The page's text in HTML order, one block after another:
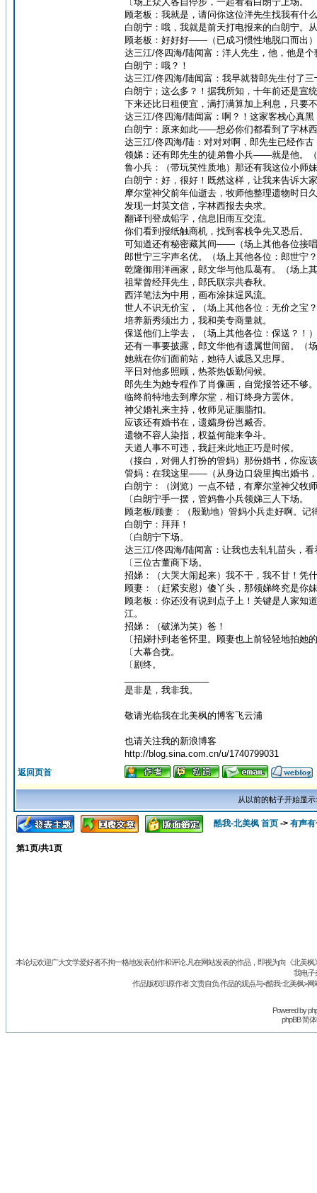
顾老板：我就是，请问你这位洋先生找我有什
白朗宁：哦，我就是前天打电报来的白朗宁。
顾老板：好好好——（已成习惯性地脱口而出
达三江/佟四海/陆闻富：洋人先生，他，他是
白朗宁：哦？！
达三江/佟四海/陆闻富：我早就替郎先生付了
白朗宁；这么多？！据我所知，十年前还是宣
下来还比日租便宜，满打满算加上利息，只要
达三江/佟四海/陆闻富：啊？！这家客栈心真
白朗宁：原来如此——想必你们都看到了字林
达三江/佟四海/陆：对对对啊，郎先生已经作
领娣：还有郎先生的徒弟鲁小兵——就是他。
鲁小兵：（带玩笑性质地）那还有我这位小师
白朗宁：好，很好！既然这样，让我来告诉大
摩尔堂神父前年仙逝去，牧师他整理遗物时日
发现一封英文信，字林西报去央求。
翻译刊登成铅字，信息旧雨互交流。
你们看到报纸触商机，找到客栈争先又恐后。
可知道还有秘密藏其间——（场上其他各位接
郎世宁三字声名优。（场上其他各位：郎世宁
乾隆御用洋画家，郎文华与他瓜葛有。（场上
祖辈曾经拜先生，郎氏联宗共春秋。
西洋笔法为中用，画布涂抹逞风流。
世人不识无价宝，（场上其他各位：无价之宝
培养新秀须出力，我和美专商量就。
保送他们上学去，（场上其他各位：保送？！
还有一事要披露，郎文华他有遗属世间留。
她就在你们面前站，她待人诚恳又忠厚。
平日对他多照顾，热茶热饭勤伺候。
郎先生为她专程作了肖像画，自觉报答还不够。
临终前特地去到摩尔堂，相订终身方罢休。
神父婚礼来主持，牧师见证胭脂扣。
应该还有婚书在，遗孀身份岂臧否。
遗物不容人染指，权益何能来争斗。
天道人事不可违，我赶来此地正巧是时候。
（接白，对佣人打扮的管妈）那份婚书，你应
管妈：在我这里——（从身边口袋里掏出婚书
白朗宁：（浏览）一点不错，有摩尔堂神父牧
〔白朗宁手一摆，管妈鲁小兵领娣三人下场。
顾老板/顾妻：（殷勤地）管妈小兵走好啊。记
白朗宁：拜拜！
〔白朗宁下场。
达三江/佟四海/陆闻富：让我也去轧轧苗头，
〔三位古董商下场。
招娣：（大哭大闹起来）我不干，我不甘！凭
顾妻：（赶紧安慰）傻丫头，那领娣终究是你
顾老板：你还没有说到点子上！关键是人家知
江。
招娣：（破涕为笑）爸！
〔招娣扑到老爸怀里。顾妻也上前轻轻地拍她
〔大幕合拢。
〔剧终。
是非是，我非我。
敬请光临我在北美枫的博客飞云浦
也请关注我的新浪博客
http://blog.sina.com.cn/u/1740799031
返回页首
从以前的帖子开始显
酷我-北美枫 首页 -> 有声
第1页/共1页
本论坛欢迎广大文学爱好者不拘一格地发表创作和评论.凡在网站发表的作品，即视为向《北美
我电子
作品版权归原作者.文责自负.作品的观点与<酷我-北美枫>
Powered by
phpBB 简